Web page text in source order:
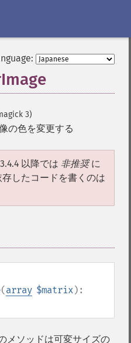
3)
の色を変更する
以降では 非推奨に
したコードを書くのは
(array $matrix):
メソッドは可変サイズの